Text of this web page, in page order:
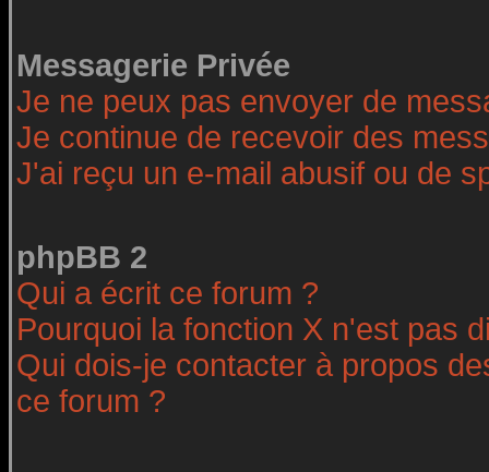
Messagerie Privée
Je ne peux pas envoyer de
Je continue de recevoir des
J'ai reçu un e-mail abusif ou de
phpBB 2
Qui a écrit ce forum ?
Pourquoi la fonction X n'est pas
Qui dois-je contacter à propos
ce forum ?